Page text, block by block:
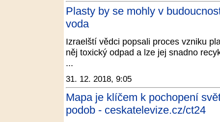
Plasty by se mohly v
voda
Izraelští vědci popsali proces vzniku
něj toxický odpad a lze jej snadno
...
31. 12. 2018, 9:05
Mapa je klíčem k pochopení
podob - ceskatelevize.cz/ct24